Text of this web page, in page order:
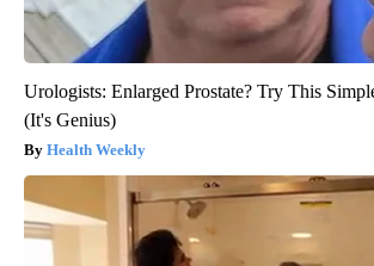
Urologists: Enlarged Prostate? Try This
(It's Genius)
Health Weekly